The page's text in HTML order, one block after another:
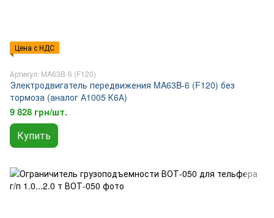
Цена с НДС
Артикул: MA63B-6 (F120)
Электродвигатель передвижения MA63B-6 (F120) без
тормоза (аналог А1005 К6А)
9 828 грн/шт.
Купить